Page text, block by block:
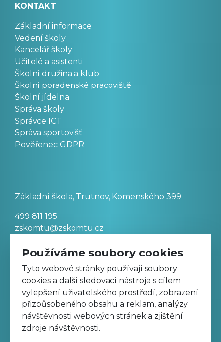
KONTAKT
Základní informace
Vedení školy
Kancelář školy
Učitelé a asistenti
Školní družina a klub
Školní poradenské pracoviště
Školní jídelna
Správa školy
Správce ICT
Správa sportovišť
Pověřenec GDPR
Základní škola, Trutnov, Komenského 399
499 811 195
zskomtu@zskomtu.cz
Prohlášení o přístupnosti stránek
Nastavení cookies
Sledujte nás na Facebooku
Používáme soubory cookies
Tyto webové stránky používají soubory
cookies a další sledovací nástroje s cílem
vylepšení uživatelského prostředí, zobrazení
přizpůsobeného obsahu a reklam, analýzy
návštěvnosti webových stránek a zjištění
zdroje návštěvnosti.